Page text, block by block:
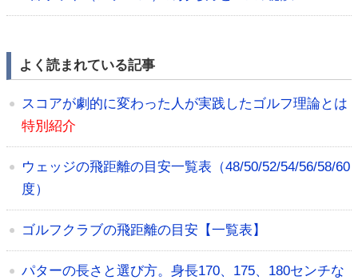
よく読まれている記事
スコアが劇的に変わった人が実践したゴルフ理論とは
特別紹介
ウェッジの飛距離の目安一覧表（48/50/52/54/56/58/60
度）
ゴルフクラブの飛距離の目安【一覧表】
パターの長さと選び方。身長170、175、180センチな